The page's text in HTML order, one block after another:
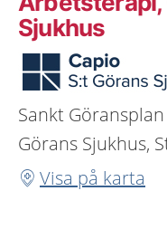
Sjukhus
Sankt
Görans Sjukhus,
Visa på karta